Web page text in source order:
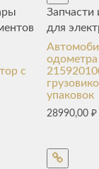
с
Запчасти
для
одометра
упаковок
28990,00₽